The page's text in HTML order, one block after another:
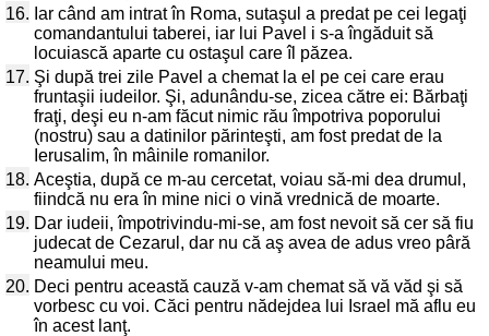
16. Iar când am intrat în Roma, sutaşul a predat pe cei legaţi
comandantului taberei, iar lui Pavel i s-a îngăduit să
locuiască aparte cu ostaşul care îl păzea.
17. Şi după trei zile Pavel a chemat la el pe cei care erau
fruntaşii iudeilor. Şi, adunându-se, zicea către ei: Bărbaţi
fraţi, deşi eu n-am făcut nimic rău împotriva poporului
(nostru) sau a datinilor părinteşti, am fost predat de la
Ierusalim, în mâinile romanilor.
18. Aceştia, după ce m-au cercetat, voiau să-mi dea drumul,
fiindcă nu era în mine nici o vină vrednică de moarte.
19. Dar iudeii, împotrivindu-mi-se, am fost nevoit să cer să fiu
judecat de Cezarul, dar nu că aş avea de adus vreo pâră
neamului meu.
20. Deci pentru această cauză v-am chemat să vă văd şi să
vorbesc cu voi. Căci pentru nădejdea lui Israel mă aflu eu
în acest lanţ.